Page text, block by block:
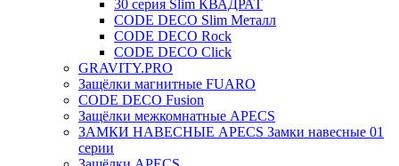
30 серия Slim КВАДРАТ
CODE DECO Slim Металл
CODE DECO Rock
CODE DECO Click
GRAVITY.PRO
Защёлки магнитные FUARO
CODE DECO Fusion
Защёлки межкомнатные APECS
ЗАМКИ НАВЕСНЫЕ APECS Замки навесные 01
серии